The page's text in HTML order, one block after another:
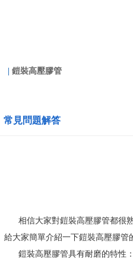
鎧裝高壓膠管
常見問題解答
相信大家對鎧裝高壓膠管都很
給大家簡單介紹一下鎧裝高壓膠管的特
鎧裝高壓膠管具有耐磨的特性：防止